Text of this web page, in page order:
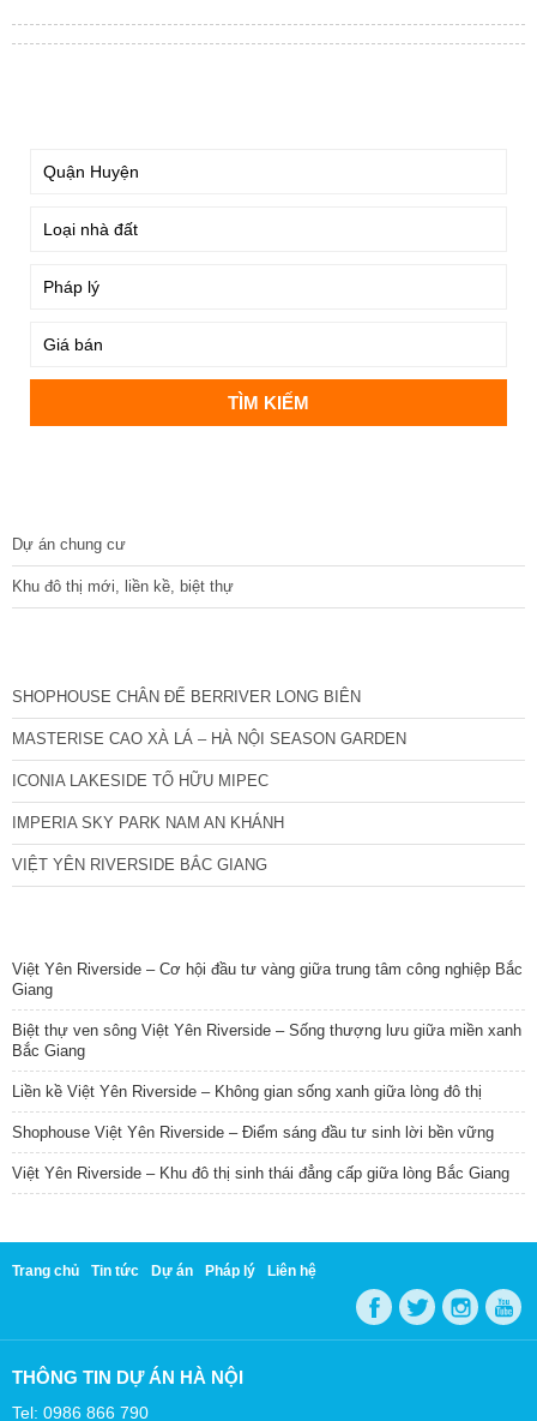
Dự án chung cư
Khu đô thị mới, liền kề, biệt thự
SHOPHOUSE CHÂN ĐẾ BERRIVER LONG BIÊN
MASTERISE CAO XÀ LÁ – HÀ NỘI SEASON GARDEN
ICONIA LAKESIDE TỐ HỮU MIPEC
IMPERIA SKY PARK NAM AN KHÁNH
VIỆT YÊN RIVERSIDE BẮC GIANG
Việt Yên Riverside – Cơ hội đầu tư vàng giữa trung tâm công nghiệp Bắc
Giang
Biệt thự ven sông Việt Yên Riverside – Sống thượng lưu giữa miền xanh
Bắc Giang
Liền kề Việt Yên Riverside – Không gian sống xanh giữa lòng đô thị
Shophouse Việt Yên Riverside – Điểm sáng đầu tư sinh lời bền vững
Việt Yên Riverside – Khu đô thị sinh thái đẳng cấp giữa lòng Bắc Giang
Trang chủ Tin tức Dự án Pháp lý Liên hệ
THÔNG TIN DỰ ÁN HÀ NỘI
Tel: 0986 866 790